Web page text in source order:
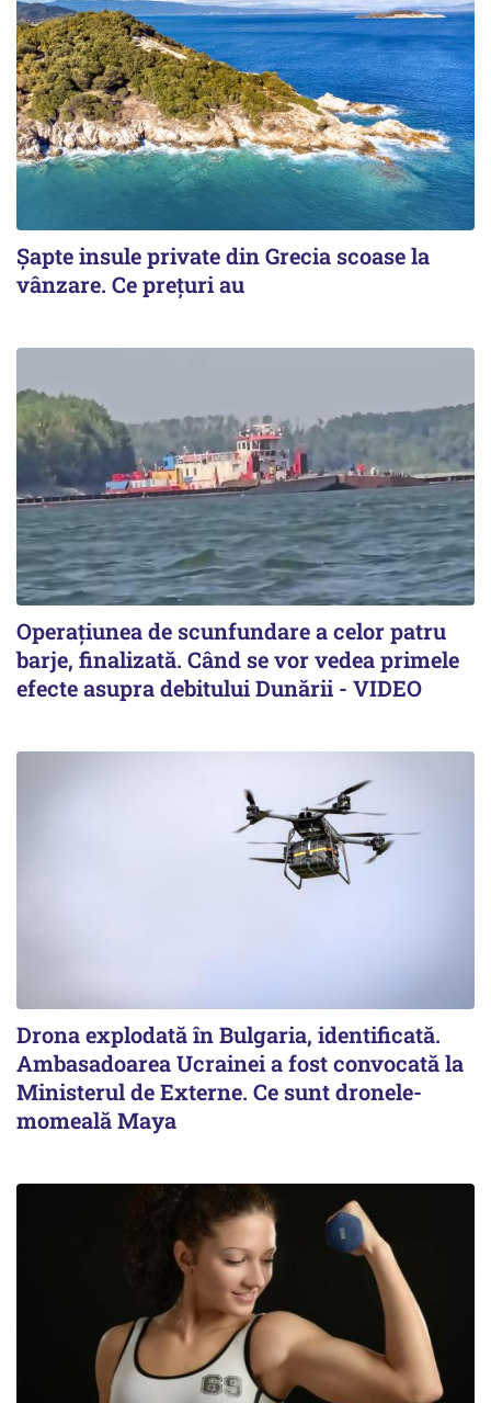
Șapte insule private din Grecia scoase la
vânzare. Ce prețuri au
Operațiunea de scunfundare a celor patru
barje, finalizată. Când se vor vedea primele
efecte asupra debitului Dunării - VIDEO
Drona explodată în Bulgaria, identificată.
Ambasadoarea Ucrainei a fost convocată la
Ministerul de Externe. Ce sunt dronele-
momeală Maya